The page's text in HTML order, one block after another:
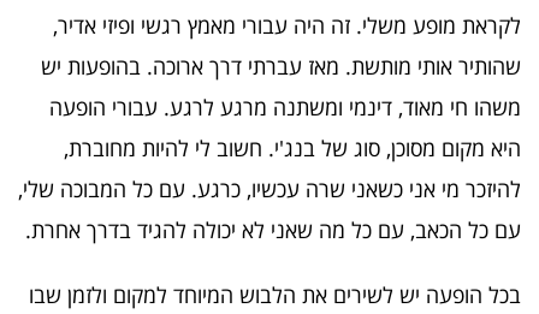
לקראת מופע משלי. זה היה עבורי מאמץ רגשי ופיזי אדיר,
שהותיר אותי מותשת. מאז עברתי דרך ארוכה. בהופעות יש
משהו חי מאוד, דינמי ומשתנה מרגע לרגע. עבורי הופעה
היא מקום מסוכן, סוג של בנג'י. חשוב לי להיות מחוברת,
להיזכר מי אני כשאני שרה עכשיו, כרגע. עם כל המבוכה שלי,
עם כל הכאב, עם כל מה שאני לא יכולה להגיד בדרך אחרת.
בכל הופעה יש לשירים את הלבוש המיוחד למקום ולזמן שבו